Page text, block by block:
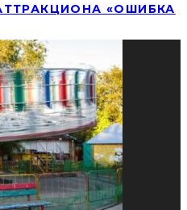
«ОШИБКА